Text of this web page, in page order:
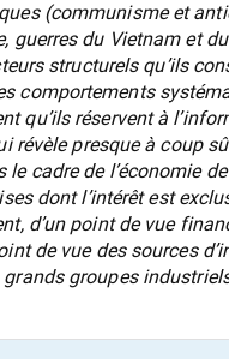
(communisme et
guerres du Vietnam et
structurels qu’ils
comportements
qu’ils réservent à
révèle presque à coup
cadre de l’économie
dont l’intérêt est
d’un point de vue
de vue des sources
groupes